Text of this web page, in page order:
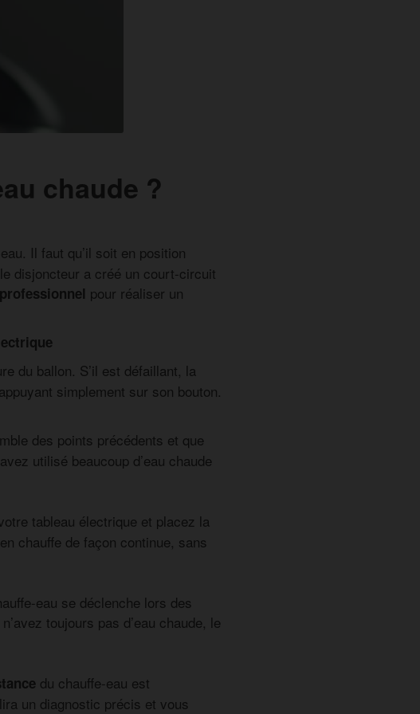
chaude ?
Il faut qu’il soit en position
disjoncteur a créé un court-circuit
pour réaliser un
du ballon. S’il est défaillant, la
simplement sur son bouton.
des points précédents et que
utilisé beaucoup d’eau chaude
tableau électrique et placez la
chauffe de façon continue, sans
eau se déclenche lors des
toujours pas d’eau chaude, le
du chauffe-eau est
un diagnostic précis et vous